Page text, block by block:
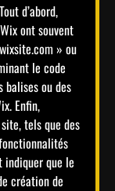
d’abord,
ont souvent
» ou
le code
balises ou des
Enfin,
tels que des
indiquer que le
création de